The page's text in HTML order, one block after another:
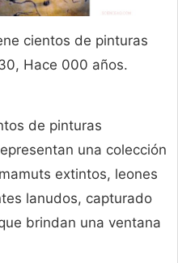
cientos de pinturas
Hace 000 años.
de pinturas
una colección
extintos, leones
lanudos, capturado
brindan una ventana